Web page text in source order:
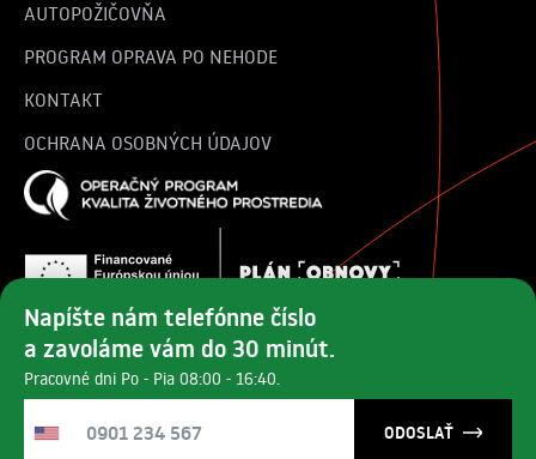
Napíšte nám telefónne číslo
a zavoláme vám do 30 minút.
Pracovné dni Po - Pia 08:00 - 16:40.
ODOSLAŤ
AUTOPOŽIČOVŇA
PROGRAM OPRAVA PO NEHODE
KONTAKT
OCHRANA OSOBNÝCH ÚDAJOV
Najväčší predajca vozidiel značiek MG, Peugeot, Hyundai a
Opel v Rožňave a Lučenci už 35 rokov.
© 2025 autocentrum.sk | Všetky práva vyhradené.